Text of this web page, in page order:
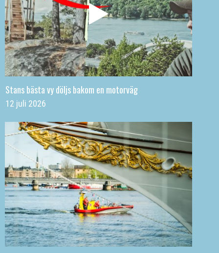
Stans bästa vy döljs bakom en motorväg
12 juli 2026